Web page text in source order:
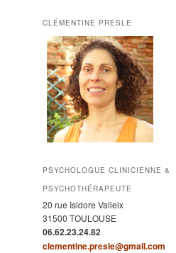
CLÉMENTINE PRESLE
PSYCHOLOGUE CLINICIENNE &
PSYCHOTHÉRAPEUTE
20 rue Isidore Valleix
31500 TOULOUSE
06.62.23.24.82
clementine.presle@gmail.com